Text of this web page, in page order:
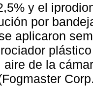
y el
por
aplicaron
aire de la